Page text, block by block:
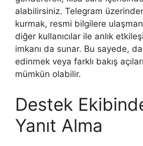
alabilirsiniz. Telegram
kurmak, resmi bilgilere
diğer kullanıcılar ile anlık
imkanı da sunar. Bu sayede,
edinmek veya farklı bakış
mümkün olabilir.
Destek
Yanıt Alma